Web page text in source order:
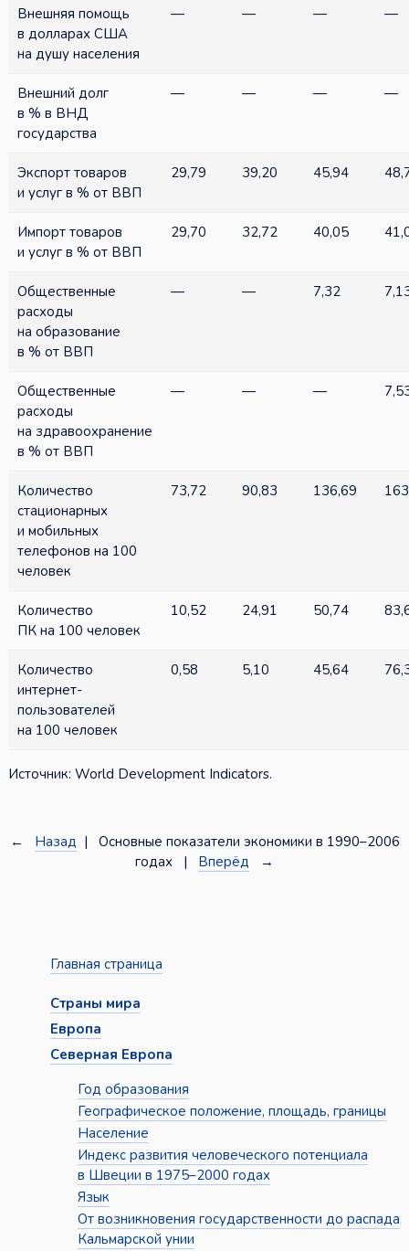
Внешняя помощь
в долларах США
на душу населения
— — — —
Внешний долг
в % в ВНД
государства
— — — —
Экспорт товаров
и услуг в % от ВВП
29,79 39,20 45,94
Импорт товаров
и услуг в % от ВВП
29,70 32,72 40,05
Общественные
расходы
на образование
в % от ВВП
— — 7,32
Общественные
расходы
на здравоохранение
в % от ВВП
— — —
Количество
стационарных
и мобильных
телефонов на 100
человек
73,72 90,83 136,69
Количество
ПК на 100 человек
10,52 24,91 50,74
Количество
интернет-
пользователей
на 100 человек
0,58 5,10 45,64
Источник: World Development Indicators.
← Назад | Основные показатели экономики в 1990–2006
годах | Вперёд →
Главная страница
Страны мира
Европа
Северная Европа
Год образования
Географическое положение, площадь, границы
Население
Индекс развития человеческого потенциала
в Швеции в 1975–2000 годах
Язык
От возникновения государственности до распада
Кальмарской унии